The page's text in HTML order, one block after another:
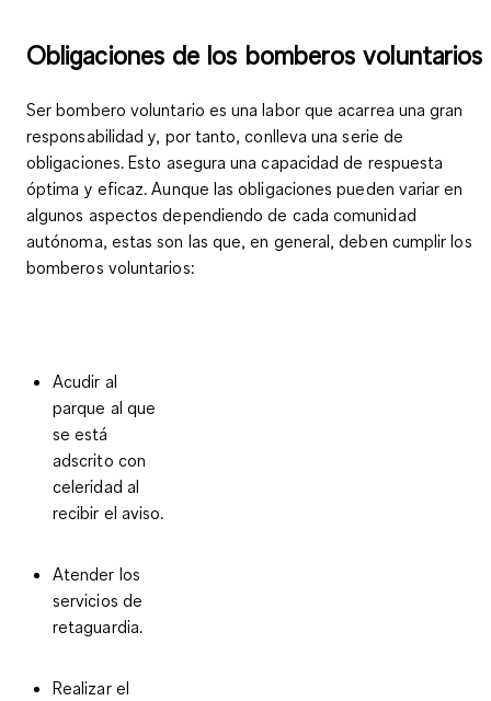
Obligaciones de los bomberos voluntarios
Ser bombero voluntario es una labor que acarrea unagran
responsabilidad y, por tanto, conlleva una serie de
obligaciones. Esto asegura una capacidad de respuesta
óptima y eficaz. Aunque las obligaciones pueden variar en
algunos aspectos dependiendo de cada comunidad
autónoma, estas son las que, en general, deben cumplir los
bomberos voluntarios:
Acudir al
parque al que
se está
adscrito con
celeridad al
recibir el aviso.
Atender los
servicios de
retaguardia.
Realizar el